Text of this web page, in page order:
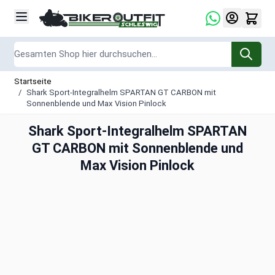
Startseite
/ Shark Sport-Integralhelm SPARTAN GT CARBON mit
Sonnenblende und Max Vision Pinlock
Shark Sport-Integralhelm SPARTAN
GT CARBON mit Sonnenblende und
Max Vision Pinlock